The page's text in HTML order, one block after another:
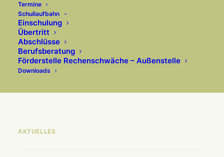
Termine
Schullaufbahn
Einschulung
Übertritt
Abschlüsse
Berufsberatung
Förderstelle Rechenschwäche – Außenstelle
Downloads
Schüler­sprech­er Wahl­
kampf
Langsam wird es spannend!
AKTUELLES